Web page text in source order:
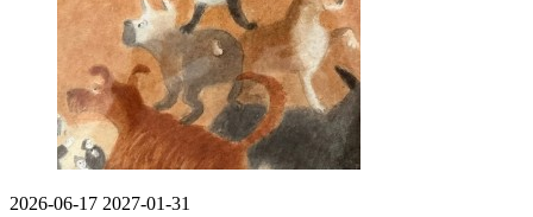
2026-06-17 2027-01-31